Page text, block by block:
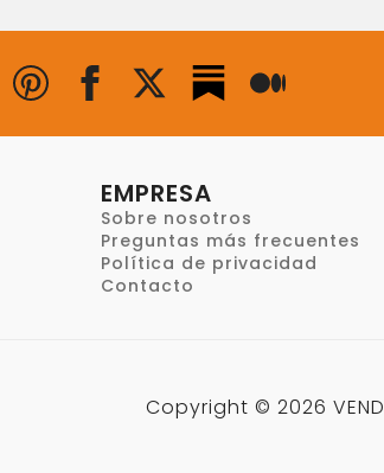
EMPRESA
Sobre nosotros
Preguntas más frecuentes
Política de privacidad
Contacto
Copyright © 2026